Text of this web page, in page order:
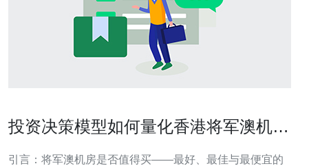
投资决策模型如何量化香港将军澳机房
引言：将军澳机房是否值得买——最好、最佳与最便宜的